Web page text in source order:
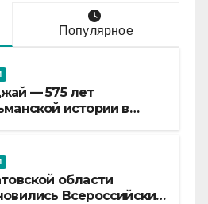
Популярное
— 575 лет
истории в
области
Всероссийские